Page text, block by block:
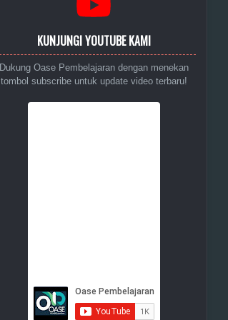
KUNJUNGI YOUTUBE KAMI
Dukung Oase Pembelajaran dengan menekan
tombol subscribe untuk update video terbaru!